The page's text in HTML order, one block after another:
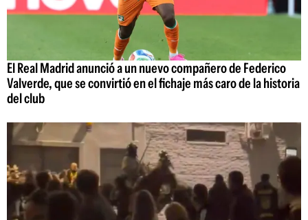
El Real Madrid anunció a un nuevo compañero de Federico
Valverde, que se convirtió en el fichaje más caro de la historia
del club